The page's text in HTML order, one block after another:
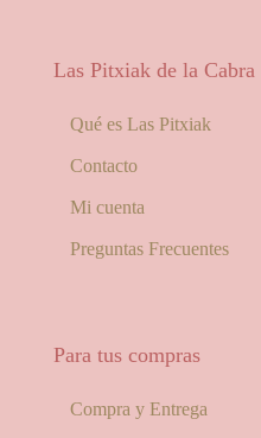
Las Pitxiak de la Cabra
Qué es Las Pitxiak
Contacto
Mi cuenta
Preguntas Frecuentes
Para tus compras
Compra y Entrega